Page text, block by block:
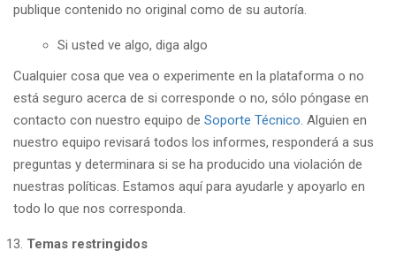
publique contenido no original como de su autoría.
Si usted ve algo, diga algo
Cualquier cosa que vea o experimente en la plataforma o no
está seguro acerca de si corresponde o no, sólo póngase en
contacto con nuestro equipo de Soporte Técnico. Alguien en
nuestro equipo revisará todos los informes, responderá a sus
preguntas y determinara si se ha producido una violación de
nuestras políticas. Estamos aquí para ayudarle y apoyarlo en
todo lo que nos corresponda.
Temas restringidos